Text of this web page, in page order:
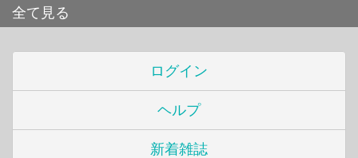
全て見る
ログイン
ヘルプ
新着雑誌